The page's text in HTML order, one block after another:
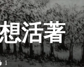
活著
1